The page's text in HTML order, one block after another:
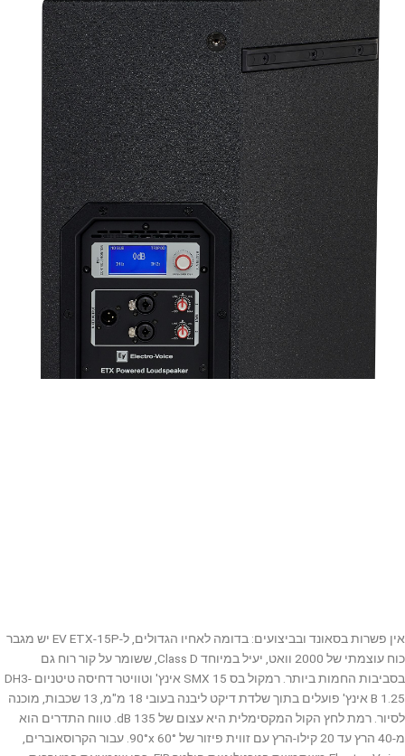
אין פשרות בסאונד ובביצועים: בדומה לאחיו הגדולים, ל-EV ETX-15P יש מגבר
כוח עוצמתי של 2000 וואט, יעיל במיוחד Class D, ששומר על קור רוח גם
בסביבות החמות ביותר. רמקול בס SMX 15 אינץ' וטוויטר דחיסה טיטניום DH3-
B 1.25 אינץ' פועלים בתוך שלדת דיקט ליבנה בעובי 18 מ"מ, 13 שכבות, מוכנה
לסיור. רמת לחץ הקול המקסימלית היא עצום של 135 dB. טווח התדרים הוא
מ-40 הרץ עד 20 קילו-הרץ עם זווית פיזור של 90°x 60°. עבור הקרוסאוברים,